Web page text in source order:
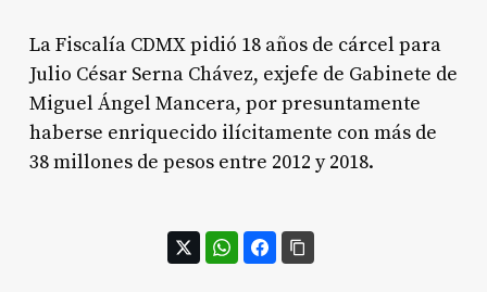
La Fiscalía CDMX pidió 18 años de cárcel para
Julio César Serna Chávez, exjefe de Gabinete de
Miguel Ángel Mancera, por presuntamente
haberse enriquecido ilícitamente con más de
38 millones de pesos entre 2012 y 2018.